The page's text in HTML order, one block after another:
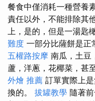
餐食中僅消耗一種營養
責任以外，不能排除其
上，是的，但是一湯匙
難度 一部分比薩餅是正
五權路按摩 南瓜，土豆
蘆，洋蔥，花椰菜，甚
外燴 推薦 訂單實際上
換的。 拔罐教學 隨著